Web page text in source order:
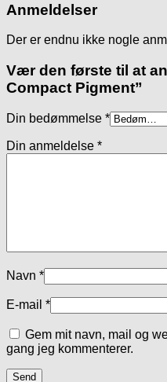
Anmeldelser
Der er endnu ikke nogle
Vær den første til at
Compact Pigment”
Din bedømmelse *
Din anmeldelse *
Navn *
E-mail *
Gem mit navn, mail og
gang jeg kommenterer.